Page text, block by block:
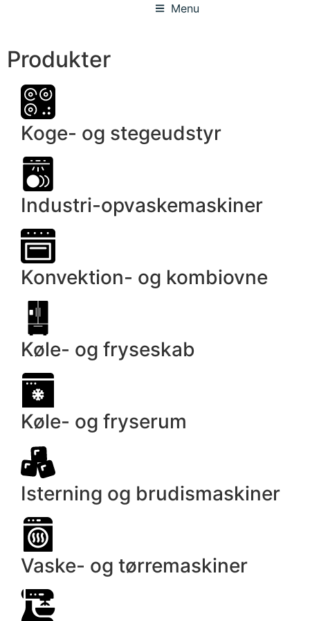
Menu
Produkter
Koge- og stegeudstyr
Industri-opvaskemaskiner
Konvektion- og kombiovne
Køle- og fryseskab
Køle- og fryserum
Isterning og brudis­maskiner
Vaske- og tørre­maskiner